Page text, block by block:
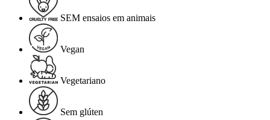
SEM ensaios em animais
Vegan
Vegetariano
Sem glúten